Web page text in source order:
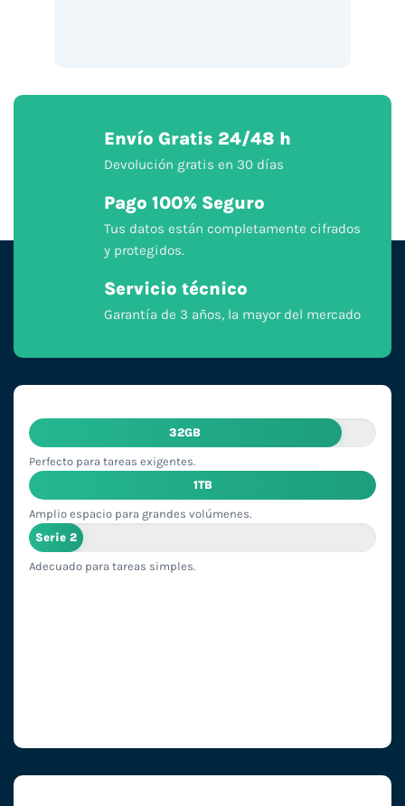
Envío Gratis 24/48 h
Devolución gratis en 30 días
Pago 100% Seguro
Tus datos están completamente cifrados
y protegidos.
Servicio técnico
Garantía de 3 años, la mayor del mercado
32GB
Perfecto para tareas exigentes.
1TB
Amplio espacio para grandes volúmenes.
Serie 2
Adecuado para tareas simples.